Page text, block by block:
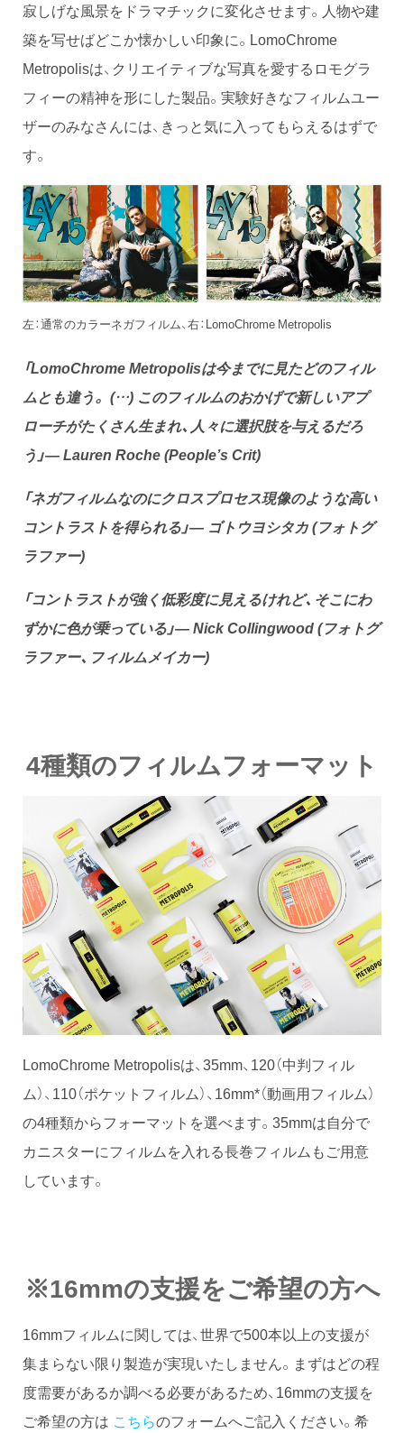
寂しげな風景をドラマチックに変化させます。人物や建
築を写せばどこか懐かしい印象に。LomoChrome
Metropolisは、クリエイティブな写真を愛するロモグラ
フィーの精神を形にした製品。実験好きなフィルムユー
ザーのみなさんには、きっと気に入ってもらえるはずで
す。
左：通常のカラーネガフィルム、右：LomoChrome Metropolis
「LomoChrome Metropolisは今までに見たどのフィル
ムとも違う。 (…) このフィルムのおかげで新しいアプ
ローチがたくさん生まれ、人々に選択肢を与えるだろ
う」— Lauren Roche (People’s Crit)
「ネガフィルムなのにクロスプロセス現像のような高い
コントラストを得られる」— ゴトウヨシタカ (フォトグ
ラファー)
「コントラストが強く低彩度に見えるけれど、そこにわ
ずかに色が乗っている」— Nick Collingwood (フォトグ
ラファー、フィルムメイカー)
4種類のフィルムフォーマット
LomoChrome Metropolisは、35mm、120（中判フィル
ム）、110（ポケットフィルム）、16mm*（動画用フィルム）
の4種類からフォーマットを選べます。35mmは自分で
カニスターにフィルムを入れる長巻フィルムもご用意
しています。
※16mmの支援をご希望の方へ
16mmフィルムに関しては、世界で500本以上の支援が
集まらない限り製造が実現いたしません。まずはどの程
度需要があるか調べる必要があるため、16mmの支援を
ご希望の方は こちらのフォームへご記入ください。希